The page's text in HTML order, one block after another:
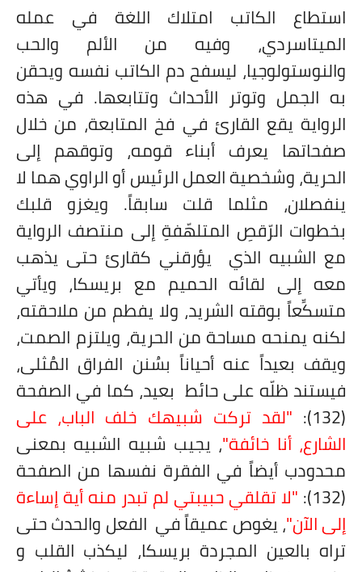
استطاع الكاتب امتلاك اللغة في عمله
الميتاسردي، وفيه من الألم والحب
والنوستولوجيا، ليسفح دم الكاتب نفسه ويحقن
به الجمل وتوتر الأحداث وتتابعها. في هذه
الرواية يقع القارئ في فخ المتابعة، من خلال
صفحاتها يعرف أبناء قومه، وتوقهم إلى
الحرية، وشخصية العمل الرئيس أو الراوي هما لا
ينفصلان، مثلما قلت سابقاً. ويغزو قلبك
بخطوات الرّقصِ المتلهّفةِ إلى منتصف الرواية
مع الشبيه الذي يؤرقني كقارئ حتى يذهب
معه إلى لقائه الحميم مع بريسكا، ويأتي
متسكِّعاً بوقته الشريد، ولا يفطم من ملاحقته،
لكنه يمنحه مساحة من الحرية، ويلتزم الصمت،
ويقف بعيداً عنه أحياناً بسُنن الفراق المُثلى،
فيستند ظلّه على حائط بعيد، كما في الصفحة
(132):
"لقد تركت شبيهك خلف الباب، على
الشارع، أنا خائفة"، يجيب شبيه الشبيه بمعنى
محدودب أيضاً في الفقرة نفسها من الصفحة
(132):
"لا تقلقي حبيبتي لم تبدر منه أية إساءة
إلى الآن"، يغوص عميقاً في الفعل والحدث حتى
تراه بالعين المجردة بريسكا، ليكذب القلب و